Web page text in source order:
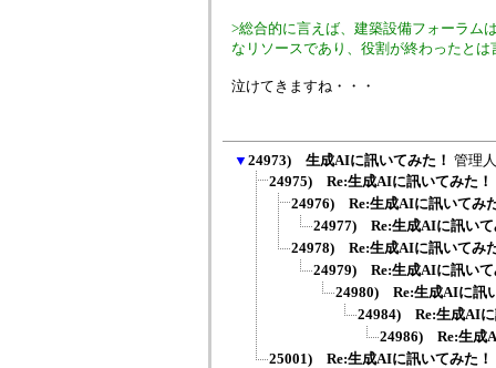
>総合的に言えば、建築設備フォーラム
なリソースであり、役割が終わったとは
泣けてきますね・・・
▼ 24973) 生成AIに訊いてみた！ 管理
24975) Re:生成AIに訊いてみた！
24976) Re:生成AIに訊いてみ
24977) Re:生成AIに訊いて
24978) Re:生成AIに訊いてみ
24979) Re:生成AIに訊いて
24980) Re:生成AIに訊
24984) Re:生成AIに
24986) Re:生成
25001) Re:生成AIに訊いてみた！